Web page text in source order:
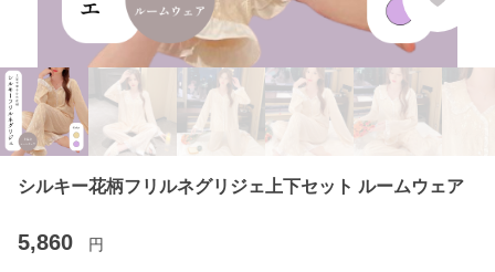
シルキー花柄フリルネグリジェ上下セット ルームウェア
5,860 円